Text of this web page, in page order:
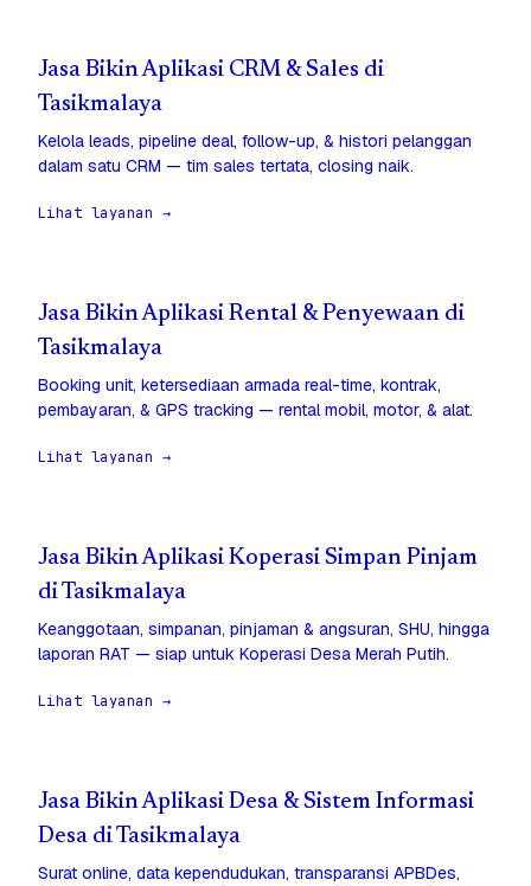
Jasa Bikin Aplikasi CRM & Sales di
Tasikmalaya
Kelola leads, pipeline deal, follow-up, & histori pelanggan
dalam satu CRM — tim sales tertata, closing naik.
Lihat layanan →
Jasa Bikin Aplikasi Rental & Penyewaan di
Tasikmalaya
Booking unit, ketersediaan armada real-time, kontrak,
pembayaran, & GPS tracking — rental mobil, motor, & alat.
Lihat layanan →
Jasa Bikin Aplikasi Koperasi Simpan Pinjam
di Tasikmalaya
Keanggotaan, simpanan, pinjaman & angsuran, SHU, hingga
laporan RAT — siap untuk Koperasi Desa Merah Putih.
Lihat layanan →
Jasa Bikin Aplikasi Desa & Sistem Informasi
Desa di Tasikmalaya
Surat online, data kependudukan, transparansi APBDes,